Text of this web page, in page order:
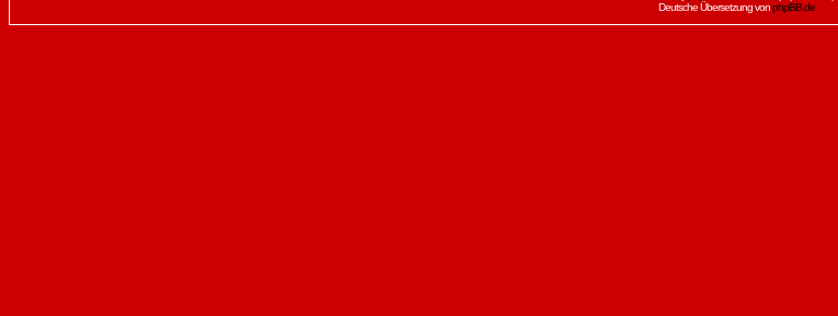
Deutsche Übersetzung vonphpBB.de